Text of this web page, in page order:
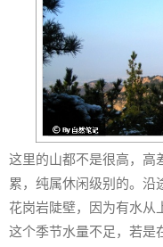
这里的山都不是很高，高
累，纯属休闲级别的。沿
花岗岩陡壁，因为有水从
这个季节水量不足，若是